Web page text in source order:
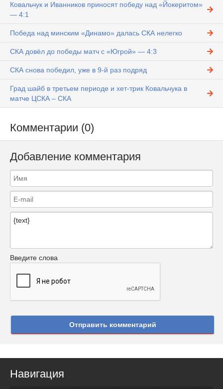
Ковальчук и Иванников приносят победу над «Йокеритом»
— 4:1
Победа над минским «Динамо» далась СКА нелегко
СКА довёл до победы матч с «Югрой» — 4:3
СКА снова победил, уже в 9-й раз подряд
Град шайб в третьем периоде и хет-трик Ковальчука в
матче ЦСКА – СКА
Комментарии (0)
Добавление комментария
Введите слова
Отправить комментарий
Навигация